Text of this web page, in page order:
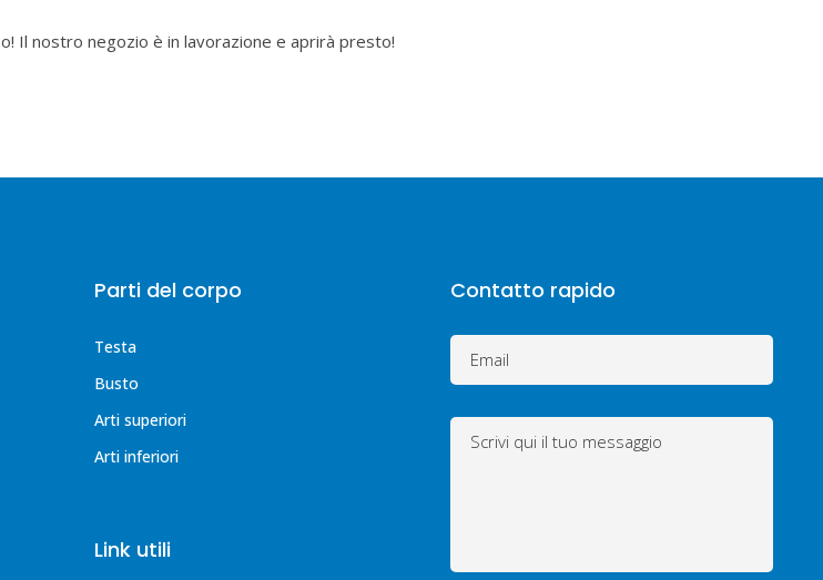
Il nostro negozio è in lavorazione e aprirà presto!
Parti del corpo
Testa
Busto
Arti superiori
Arti inferiori
Link utili
Contatto rapido